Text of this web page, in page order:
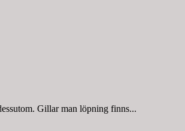
Gillar man löpning finns...